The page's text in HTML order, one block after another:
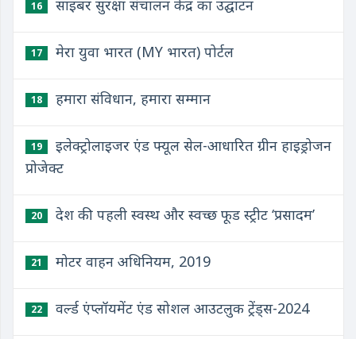
16 साइबर सुरक्षा संचालन केंद्र का उद्घाटन
17 मेरा युवा भारत (MY भारत) पोर्टल
18 हमारा संविधान, हमारा सम्मान
19
इलेक्ट्रोलाइजर एंड फ्यूल सेल-आधारित ग्रीन हाइड्रोजन
प्रोजेक्ट
20 देश की पहली स्वस्थ और स्वच्छ फूड स्ट्रीट ‘प्रसादम’
21 मोटर वाहन अधिनियम, 2019
22 वर्ल्ड एंप्लॉयमेंट एंड सोशल आउटलुक ट्रेंड्स-2024